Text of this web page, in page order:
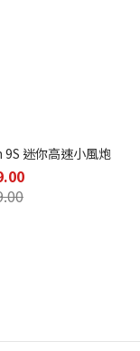
迷你高速小風炮